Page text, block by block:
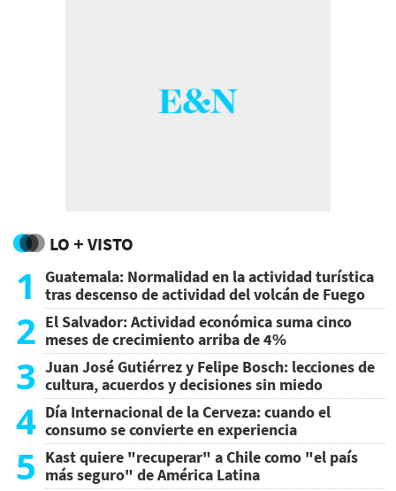
LO + VISTO
1
Guatemala: Normalidad en la actividad turística
tras descenso de actividad del volcán de Fuego
2 El Salvador: Actividad económica suma cinco
meses de crecimiento arriba de 4%
3 Juan José Gutiérrez y Felipe Bosch: lecciones de
cultura, acuerdos y decisiones sin miedo
4 Día Internacional de la Cerveza: cuando el
consumo se convierte en experiencia
5 Kast quiere "recuperar" a Chile como "el país
más seguro" de América Latina